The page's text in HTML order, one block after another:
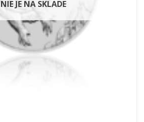
NIE JE NA SKLADE